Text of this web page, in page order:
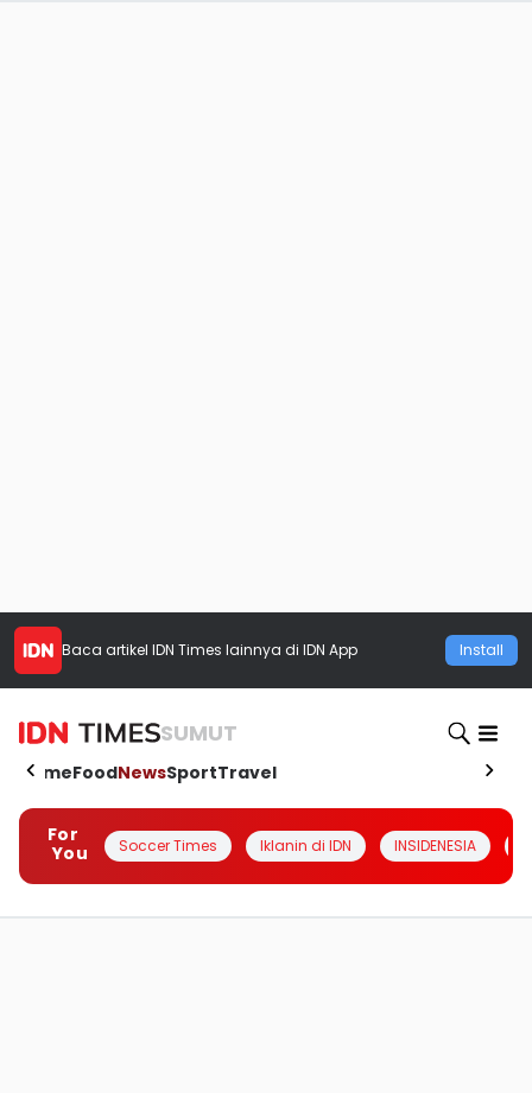
Baca artikel IDN Times lainnya di IDN App Install
SUMUT
HomeFoodNewsSportTravel
For
You
Soccer Times Iklanin di IDN INSIDENESIA